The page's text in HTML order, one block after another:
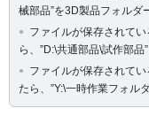
械部品”を3D製品フォルダ
ファイルが保存されて
ら、”D:\共通部品\試作部
ファイルが保存されて
たら、”Y:\一時作業フォル